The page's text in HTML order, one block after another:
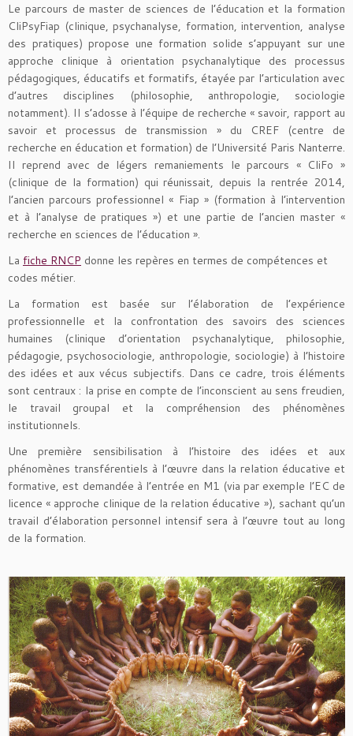
Le parcours de master de sciences de l’éducation et la formation
CliPsyFiap (clinique, psychanalyse, formation, intervention, analyse
des pratiques) propose une formation solide s’appuyant sur une
approche clinique à orientation psychanalytique des processus
pédagogiques, éducatifs et formatifs, étayée par l’articulation avec
d’autres disciplines (philosophie, anthropologie, sociologie
notamment). Il s’adosse à l’équipe de recherche « savoir, rapport au
savoir et processus de transmission » du CREF (centre de
recherche en éducation et formation) de l’Université Paris Nanterre.
Il reprend avec de légers remaniements le parcours « CliFo »
(clinique de la formation) qui réunissait, depuis la rentrée 2014,
l’ancien parcours professionnel « Fiap » (formation à l’intervention
et à l’analyse de pratiques ») et une partie de l’ancien master «
recherche en sciences de l’éducation ».
La fiche RNCP donne les repères en termes de compétences et
codes métier.
La formation est basée sur l’élaboration de l’expérience
professionnelle et la confrontation des savoirs des sciences
humaines (clinique d’orientation psychanalytique, philosophie,
pédagogie, psychosociologie, anthropologie, sociologie) à l’histoire
des idées et aux vécus subjectifs. Dans ce cadre, trois éléments
sont centraux : la prise en compte de l’inconscient au sens freudien,
le travail groupal et la compréhension des phénomènes
institutionnels.
Une première sensibilisation à l’histoire des idées et aux
phénomènes transférentiels à l’œuvre dans la relation éducative et
formative, est demandée à l’entrée en M1 (via par exemple l’EC de
licence « approche clinique de la relation éducative »), sachant qu’un
travail d’élaboration personnel intensif sera à l’œuvre tout au long
de la formation.